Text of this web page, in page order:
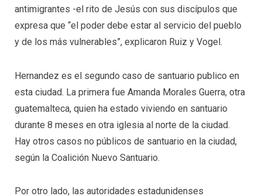
antimigrantes -el rito de Jesús con sus discípulos que
expresa que “el poder debe estar al servicio del pueblo
y de los más vulnerables”, explicaron Ruiz y Vogel.
Hernandez es el segundo caso de santuario publico en
esta ciudad. La primera fue Amanda Morales Guerra, otra
guatemalteca, quien ha estado viviendo en santuario
durante 8 meses en otra iglesia al norte de la ciudad.
Hay otros casos no públicos de santuario en la ciudad,
según la Coalición Nuevo Santuario.
Por otro lado, las autoridades estadunidenses